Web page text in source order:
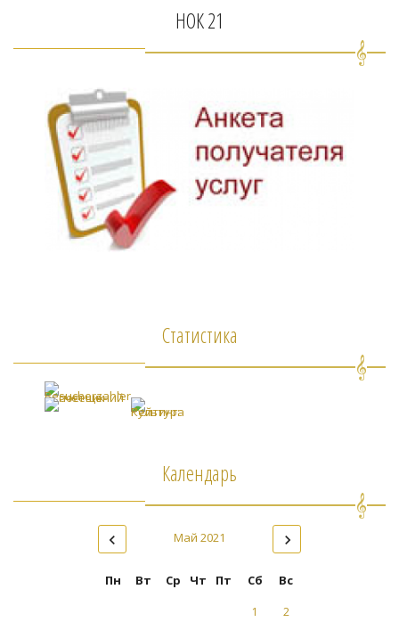
НОК 21
Статистика
Календарь
Май 2021
Пн Вт Ср Чт Пт Сб Вс
1 2